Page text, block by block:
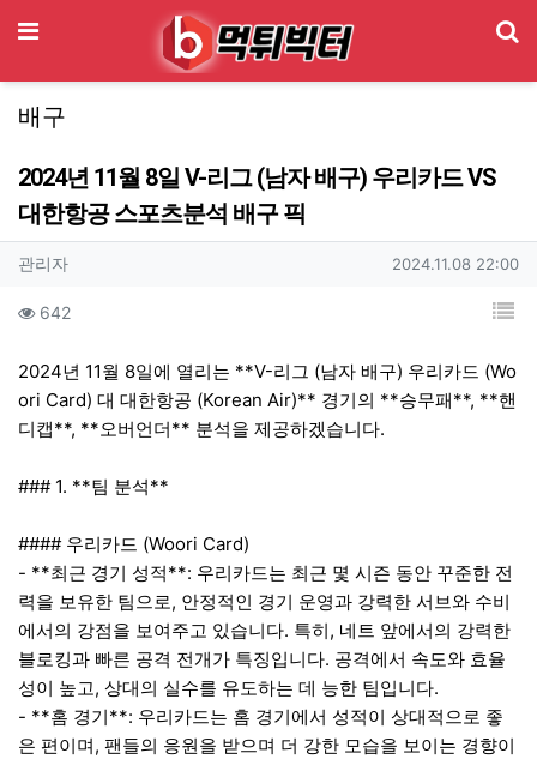
메뉴
배구
2024년 11월 8일 V-리그 (남자 배구) 우리카드 VS
대한항공 스포츠분석 배구 픽
작성자 정보
관리자작성 작성일
2024.11.08 22:00
컨텐츠 정보
642조회 목
본문
2024년 11월 8일에 열리는 **V-리그 (남자 배구) 우리카드 (Wo
ori Card) 대 대한항공 (Korean Air)** 경기의 **승무패**, **핸
디캡**, **오버언더** 분석을 제공하겠습니다.
### 1. **팀 분석**
#### 우리카드 (Woori Card)
- **최근 경기 성적**: 우리카드는 최근 몇 시즌 동안 꾸준한 전
력을 보유한 팀으로, 안정적인 경기 운영과 강력한 서브와 수비
에서의 강점을 보여주고 있습니다. 특히, 네트 앞에서의 강력한
블로킹과 빠른 공격 전개가 특징입니다. 공격에서 속도와 효율
성이 높고, 상대의 실수를 유도하는 데 능한 팀입니다.
- **홈 경기**: 우리카드는 홈 경기에서 성적이 상대적으로 좋
은 편이며, 팬들의 응원을 받으며 더 강한 모습을 보이는 경향이